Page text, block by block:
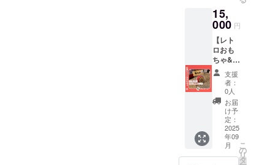
形の久
月浅草
橋総本
店（東
京都台
東区柳
橋1-20-
4） ・
夏休み
の浅草
観光や
自由研
究にオ
ススメ♪
・支援
者様の
店にて
世界に
一つだ
けの琉
球漆喰
アート
作りに
ご招待
しま
す。 ・
日程：
2025年
8月30日
（土）
10時
~（約
15,
000 円
【レト
ロおも
ちゃ&わ
たつむ
応
援！】
木の
ヨー
ヨー イ
ベント
にいけ
ないけ
ど応援
支援
者：
0人
お届
け予
定：
2025
年09
月
こ
の
リ
タ